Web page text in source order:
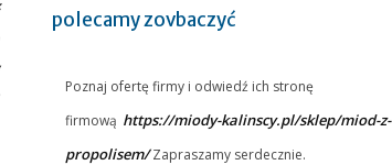
polecamy zovbaczyć
Poznaj ofertę firmy i odwiedź ich stronę
firmową https://miody-kalinscy.pl/sklep/miod-z-
propolisem/Zapraszamy serdecznie.